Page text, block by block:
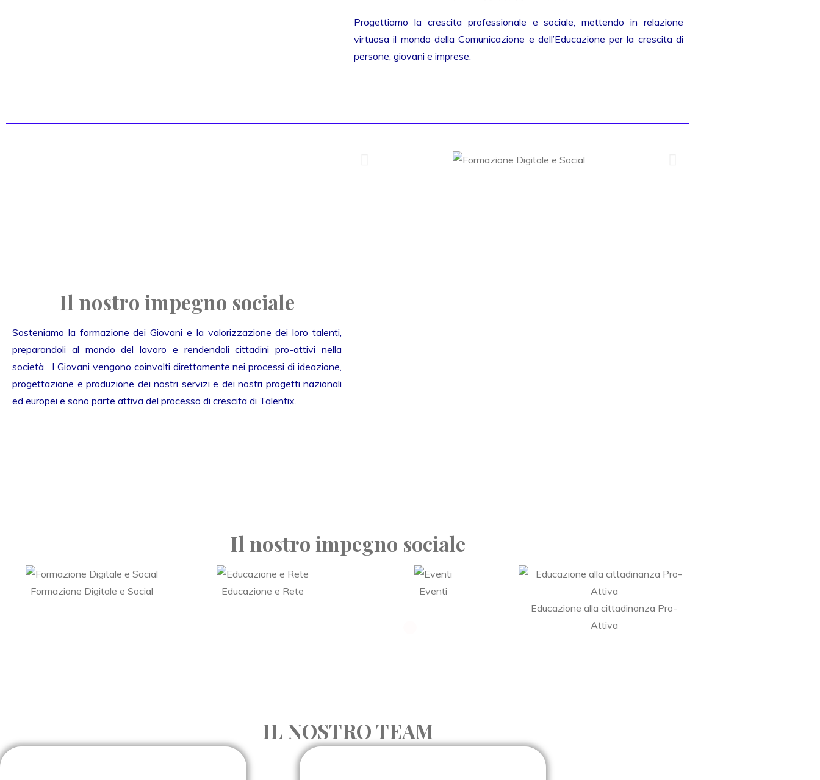
Progettiamo la crescita professionale e sociale, mettendo in relazione
virtuosa il mondo della Comunicazione e dell’Educazione per la crescita di
persone, giovani e imprese.
Il nostro impegno sociale
Sosteniamo la formazione dei Giovani e la valorizzazione dei loro talenti,
preparandoli al mondo del lavoro e rendendoli cittadini pro-attivi nella
società. I Giovani vengono coinvolti direttamente nei processi di ideazione,
progettazione e produzione dei nostri servizi e dei nostri progetti nazionali
ed europei e sono parte attiva del processo di crescita di Talentix.
Il nostro impegno sociale
Formazione Digitale e Social Educazione e Rete
Eventi
Educazione alla cittadinanza Pro-
Attiva
IL NOSTRO TEAM